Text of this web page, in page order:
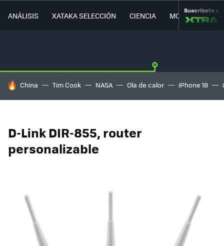
ANÁLISIS XATAKA SELECCIÓN CIENCIA MOVILIDAD
Suscríbete a
HOY SE HABLA DE
China Tim Cook NASA Ola de calor iPhone 18
D-Link DIR-855, router
personalizable